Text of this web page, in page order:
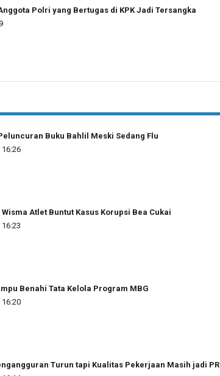
Polri yang Bertugas di KPK Jadi Tersangka
Buku Bahlil Meski Sedang Flu
Atlet Buntut Kasus Korupsi Bea Cukai
Benahi Tata Kelola Program MBG
Turun tapi Kualitas Pekerjaan Masih jadi PR